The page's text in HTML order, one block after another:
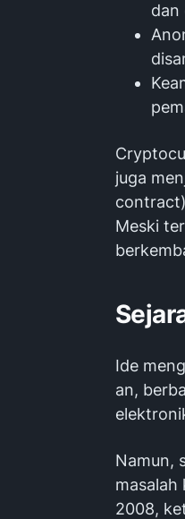
dan
juga
Meski
Ide
an,
Namun,
masalah
2008,